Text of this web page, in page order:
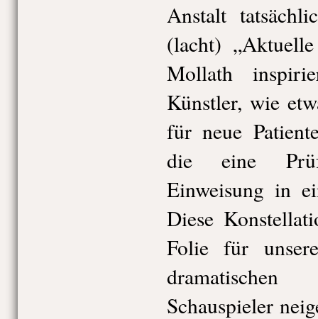
Anstalt
(lacht)
Mollath
Künstler, wie
für neue
die eine
Einweisung in
Diese
Folie für
Schauspieler